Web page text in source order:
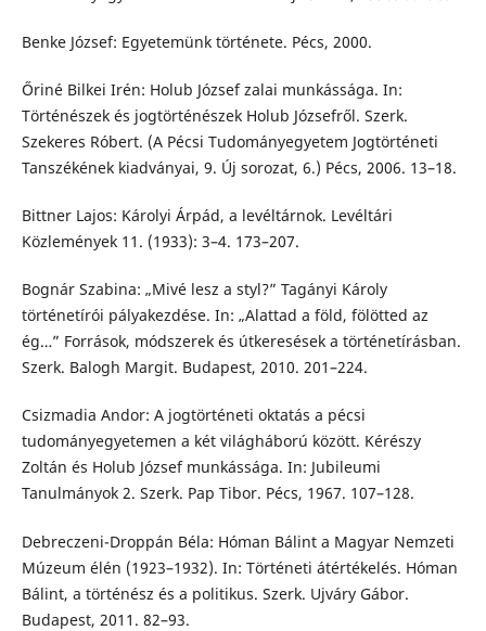
Benke József: Egyetemünk története. Pécs, 2000.
Őriné Bilkei Irén: Holub József zalai munkássága. In:
Történészek és jogtörténészek Holub Józsefről. Szerk.
Szekeres Róbert. (A Pécsi Tudományegyetem Jogtörténeti
Tanszékének kiadványai, 9. Új sorozat, 6.) Pécs, 2006. 13–18.
Bittner Lajos: Károlyi Árpád, a levéltárnok. Levéltári
Közlemények 11. (1933): 3–4. 173–207.
Bognár Szabina: „Mivé lesz a styl?” Tagányi Károly
történetírói pályakezdése. In: „Alattad a föld, fölötted az
ég…” Források, módszerek és útkeresések a történetírásban.
Szerk. Balogh Margit. Budapest, 2010. 201–224.
Csizmadia Andor: A jogtörténeti oktatás a pécsi
tudományegyetemen a két világháború között. Kérészy
Zoltán és Holub József munkássága. In: Jubileumi
Tanulmányok 2. Szerk. Pap Tibor. Pécs, 1967. 107–128.
Debreczeni-Droppán Béla: Hóman Bálint a Magyar Nemzeti
Múzeum élén (1923–1932). In: Történeti átértékelés. Hóman
Bálint, a történész és a politikus. Szerk. Ujváry Gábor.
Budapest, 2011. 82–93.